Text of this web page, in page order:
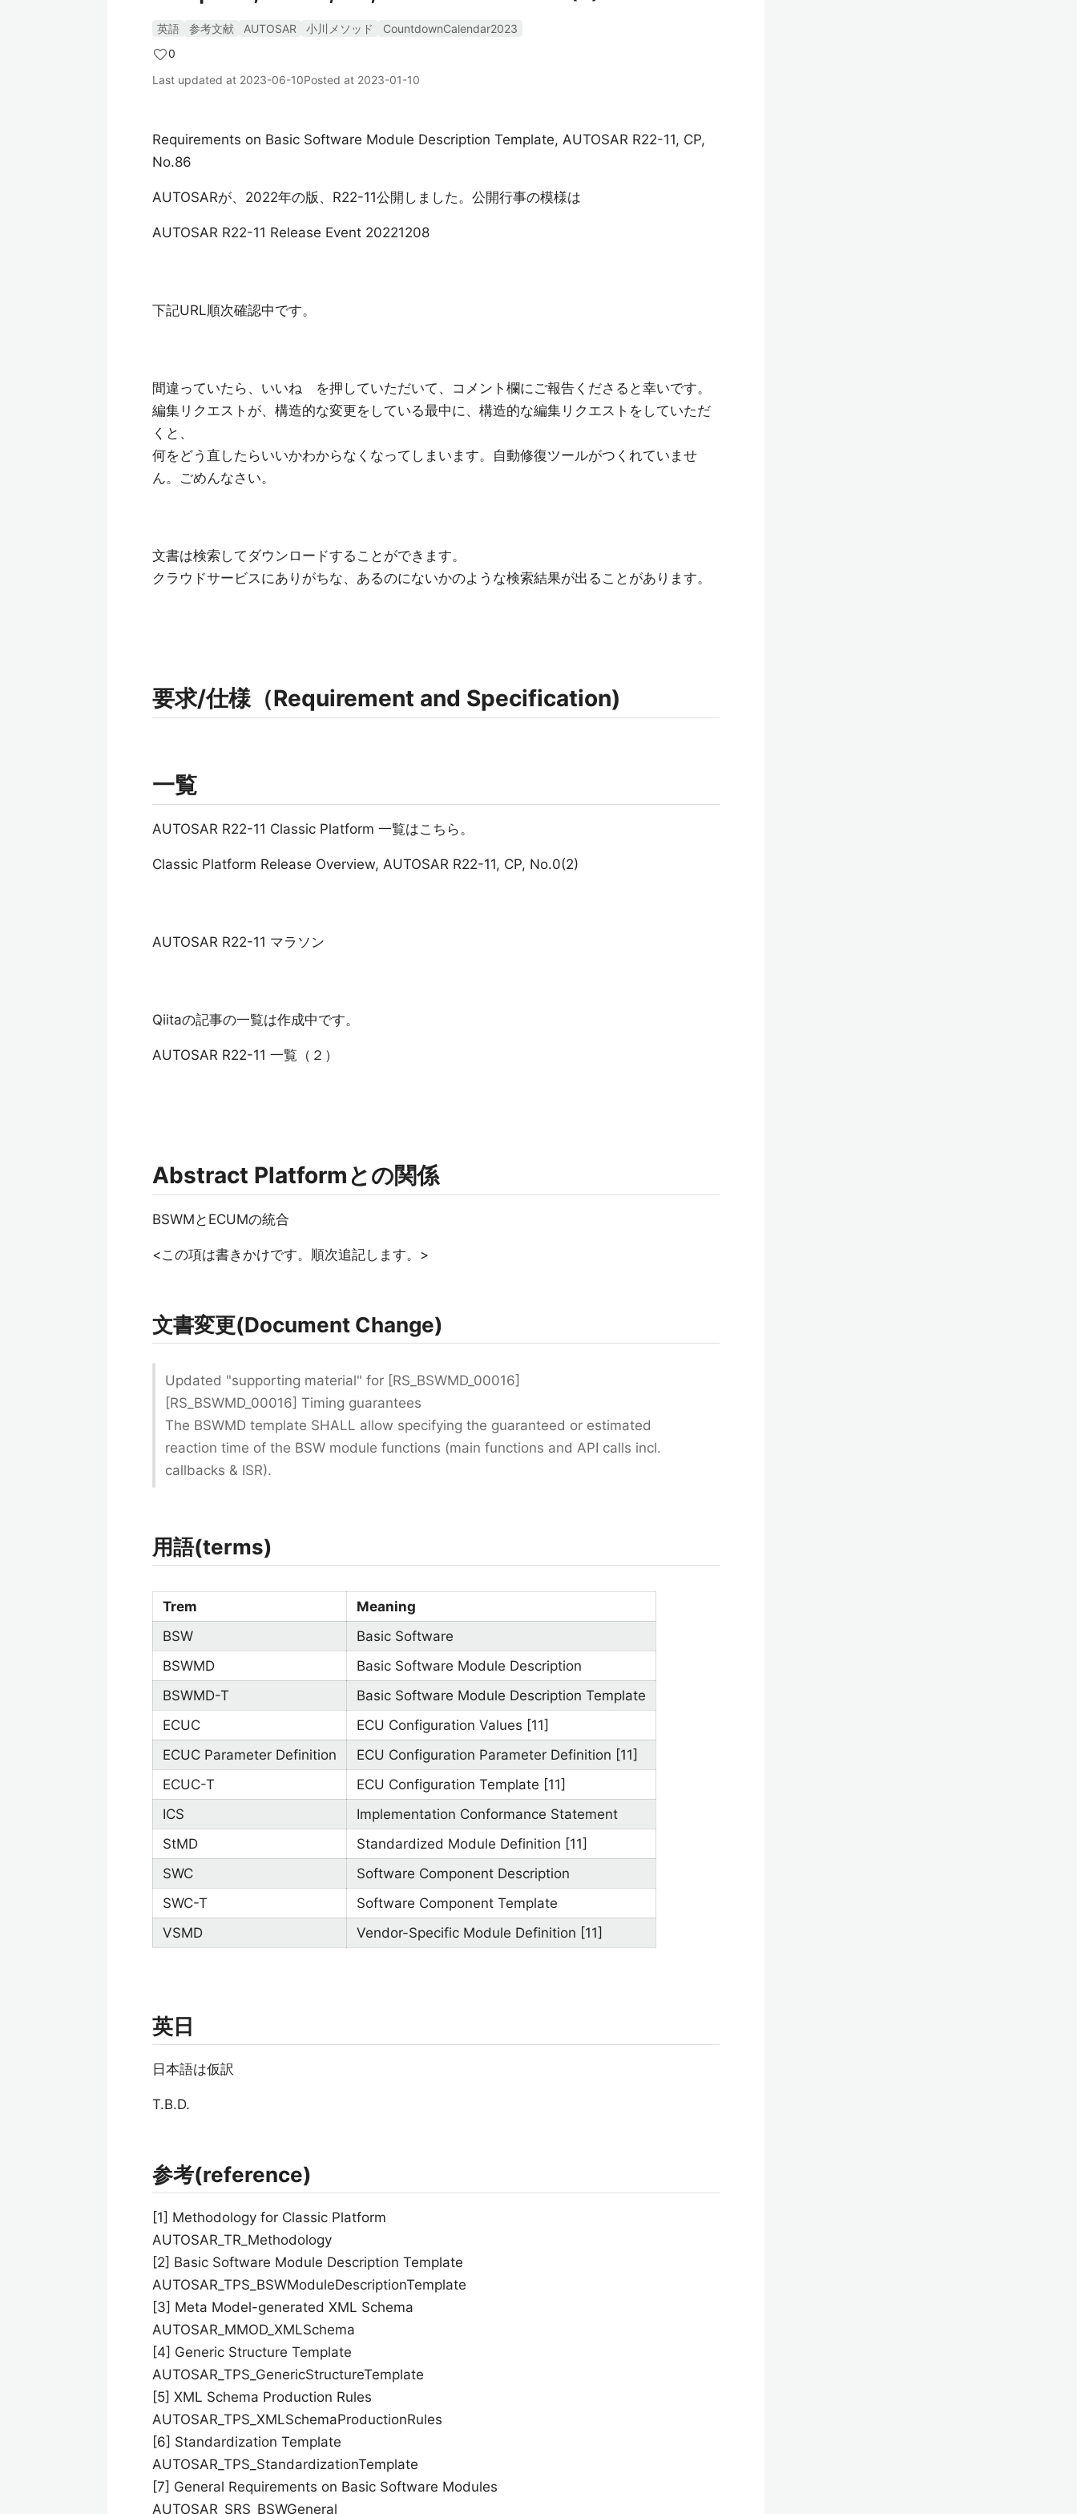
英語 参考文献 AUTOSAR 小川メソッド
CountdownCalendar2023
0
Last updated at 2023-06-10Posted at 2023-01-10
Requirements on Basic Software Module Description Template, AUTOSAR R22-11, CP,
No.86
AUTOSARが、2022年の版、R22-11公開しました。公開行事の模様は
AUTOSAR R22-11 Release Event 20221208
下記URL順次確認中です。
間違っていたら、いいね を押していただいて、コメント欄にご報告くださると幸いです。
編集リクエストが、構造的な変更をしている最中に、構造的な編集リクエストをしていただ
くと、
何をどう直したらいいかわからなくなってしまいます。自動修復ツールがつくれていませ
ん。ごめんなさい。
文書は検索してダウンロードすることができます。
クラウドサービスにありがちな、あるのにないかのような検索結果が出ることがあります。
要求/仕様（Requirement and Specification)
一覧
AUTOSAR R22-11 Classic Platform 一覧はこちら。
Classic Platform Release Overview, AUTOSAR R22-11, CP, No.0(2)
AUTOSAR R22-11 マラソン
Qiitaの記事の一覧は作成中です。
AUTOSAR R22-11 一覧（２）
Abstract Platformとの関係
BSWMとECUMの統合
<この項は書きかけです。順次追記します。>
文書変更(Document Change)
Updated "supporting material" for [RS_BSWMD_00016]
[RS_BSWMD_00016] Timing guarantees
The BSWMD template SHALL allow specifying the guaranteed or estimated
reaction time of the BSW module functions (main functions and API calls incl.
callbacks & ISR).
用語(terms)
Trem
Meaning
BSW
Basic Software
BSWMD
Basic Software Module Description
BSWMD-T
Basic Software Module Description Template
ECUC
ECU Configuration Values [11]
ECUC Parameter Definition
ECU Configuration Parameter Definition [11]
ECUC-T
ECU Configuration Template [11]
ICS
Implementation Conformance Statement
StMD
Standardized Module Definition [11]
SWC
Software Component Description
SWC-T
Software Component Template
VSMD
Vendor-Specific Module Definition [11]
英日
日本語は仮訳
T.B.D.
参考(reference)
[1] Methodology for Classic Platform
AUTOSAR_TR_Methodology
[2] Basic Software Module Description Template
AUTOSAR_TPS_BSWModuleDescriptionTemplate
[3] Meta Model-generated XML Schema
AUTOSAR_MMOD_XMLSchema
[4] Generic Structure Template
AUTOSAR_TPS_GenericStructureTemplate
[5] XML Schema Production Rules
AUTOSAR_TPS_XMLSchemaProductionRules
[6] Standardization Template
AUTOSAR_TPS_StandardizationTemplate
[7] General Requirements on Basic Software Modules
AUTOSAR_SRS_BSWGeneral